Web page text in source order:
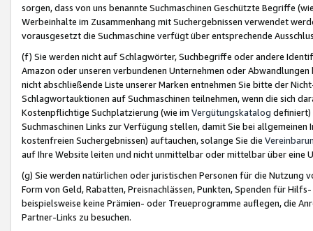
sorgen, dass von uns benannte Suchmaschinen Geschützte Begriffe
Werbeinhalte im Zusammenhang mit Suchergebnissen verwendet
vorausgesetzt die Suchmaschine verfügt über entsprechende
(f) Sie werden nicht auf Schlagwörter, Suchbegriffe oder andere
Amazon oder unseren verbundenen Unternehmen oder
nicht abschließende Liste unserer Marken entnehmen Sie bitte der
Schlagwortauktionen auf Suchmaschinen teilnehmen, wenn die sich
Kostenpflichtige Suchplatzierung (wie im Vergütungskatalog definiert)
Suchmaschinen Links zur Verfügung stellen, damit Sie bei
kostenfreien Suchergebnissen) auftauchen, solange Sie die
auf Ihre Website leiten und nicht unmittelbar oder mittelbar über eine
(g) Sie werden natürlichen oder juristischen Personen für die Nutzung
Form von Geld, Rabatten, Preisnachlässen, Punkten, Spenden für
beispielsweise keine Prämien- oder Treueprogramme auflegen, die
Partner-Links zu besuchen.